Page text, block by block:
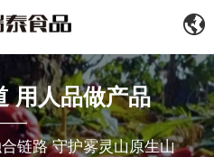
文
EN
食品
用人品做产品
链路 守护雾灵山原生山